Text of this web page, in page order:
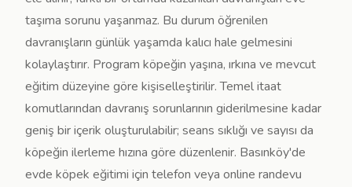
taşıma sorunu yaşanmaz. Bu durum öğrenilen
davranışların günlük yaşamda kalıcı hale gelmesini
kolaylaştırır. Program köpeğin yaşına, ırkına ve mevcut
eğitim düzeyine göre kişiselleştirilir. Temel itaat
komutlarından davranış sorunlarının giderilmesine kadar
geniş bir içerik oluşturulabilir; seans sıklığı ve sayısı da
köpeğin ilerleme hızına göre düzenlenir. Basınköy'de
evde köpek eğitimi için telefon veya online randevu